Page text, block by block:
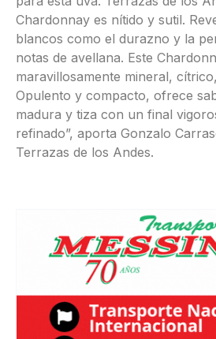
Chardonnay es nítido y sutil.
blancos como el durazno y la
notas de avellana. Este
maravillosamente mineral,
Opulento y compacto, ofrece
madura y tiza con un final
refinado”, aporta Gonzalo
Terrazas de los Andes.